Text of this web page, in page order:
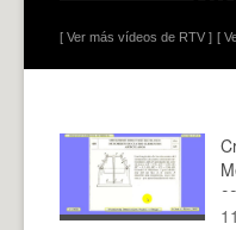
[ Ver más vídeos de RTV ] [
4